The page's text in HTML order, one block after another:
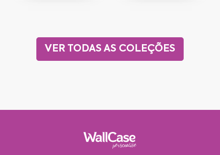
VER TODAS AS COLEÇÕES